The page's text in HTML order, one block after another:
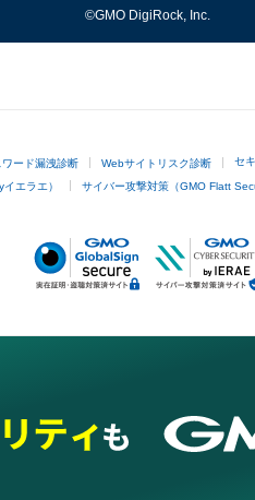
©GMO DigiRock, Inc.
ワード漏洩診断 Webサイトリスク診断 セ
エラエ） サイバー攻撃対策（GMO Flatt